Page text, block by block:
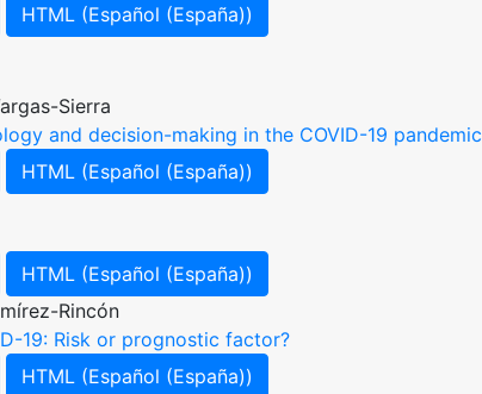
HTML (Español (España))
Sierra
and decision-making in the COVID-19 pandemic
HTML (Español (España))
HTML (Español (España))
Rincón
19: Risk or prognostic factor?
HTML (Español (España))